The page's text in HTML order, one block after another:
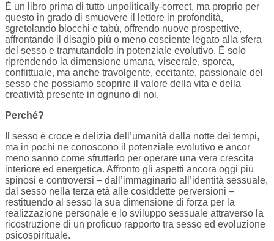
È un libro prima di tutto unpolitically-correct, ma proprio per
questo in grado di smuovere il lettore in profondità,
sgretolando blocchi e tabù, offrendo nuove prospettive,
affrontando il disagio più o meno cosciente legato alla sfera
del sesso e tramutandolo in potenziale evolutivo. È solo
riprendendo la dimensione umana, viscerale, sporca,
conflittuale, ma anche travolgente, eccitante, passionale del
sesso che possiamo scoprire il valore della vita e della
creatività presente in ognuno di noi.
Perché?
Il sesso è croce e delizia dell’umanità dalla notte dei tempi,
ma in pochi ne conoscono il potenziale evolutivo e ancor
meno sanno come sfruttarlo per operare una vera crescita
interiore ed energetica. Affronto gli aspetti ancora oggi più
spinosi e controversi – dall’immaginario all’identità sessuale,
dal sesso nella terza età alle cosiddette perversioni –
restituendo al sesso la sua dimensione di forza per la
realizzazione personale e lo sviluppo sessuale attraverso la
ricostruzione di un proficuo rapporto tra sesso ed evoluzione
psicospirituale.